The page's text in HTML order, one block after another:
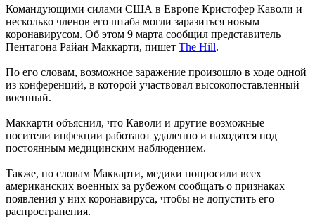
Командующими силами США в Европе Кристофер Каволи и
несколько членов его штаба могли заразиться новым
коронавирусом. Об этом 9 марта сообщил представитель
Пентагона Райан Маккарти, пишет The Hill.
По его словам, возможное заражение произошло в ходе одной
из конференций, в которой участвовал высокопоставленный
военный.
Маккарти объяснил, что Каволи и другие возможные
носители инфекции работают удаленно и находятся под
постоянным медицинским наблюдением.
Также, по словам Маккарти, медики попросили всех
американских военных за рубежом сообщать о признаках
появления у них коронавируса, чтобы не допустить его
распространения.